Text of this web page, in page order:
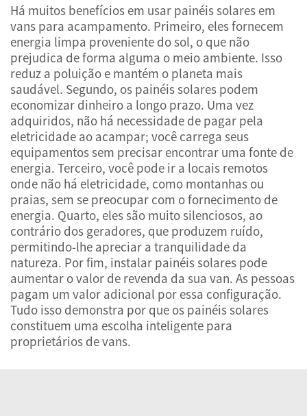
Há muitos benefícios em usar painéis solares em
vans para acampamento. Primeiro, eles fornecem
energia limpa proveniente do sol, o que não
prejudica de forma alguma o meio ambiente. Isso
reduz a poluição e mantém o planeta mais
saudável. Segundo, os painéis solares podem
economizar dinheiro a longo prazo. Uma vez
adquiridos, não há necessidade de pagar pela
eletricidade ao acampar; você carrega seus
equipamentos sem precisar encontrar uma fonte de
energia. Terceiro, você pode ir a locais remotos
onde não há eletricidade, como montanhas ou
praias, sem se preocupar com o fornecimento de
energia. Quarto, eles são muito silenciosos, ao
contrário dos geradores, que produzem ruído,
permitindo-lhe apreciar a tranquilidade da
natureza. Por fim, instalar painéis solares pode
aumentar o valor de revenda da sua van. As pessoas
pagam um valor adicional por essa configuração.
Tudo isso demonstra por que os painéis solares
constituem uma escolha inteligente para
proprietários de vans.